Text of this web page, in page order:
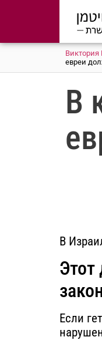
Виктория
евреи
В
В
Этот
Если